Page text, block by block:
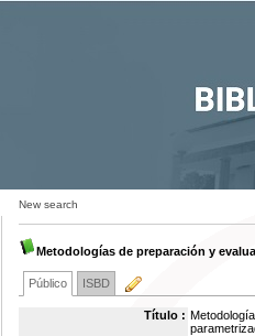
New search
Metodologías de preparación y
Público ISBD
Título :